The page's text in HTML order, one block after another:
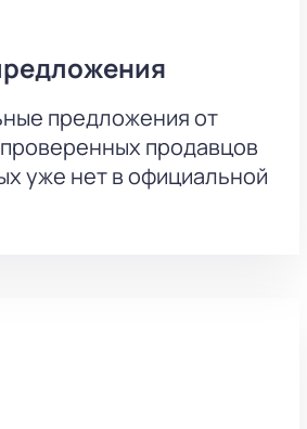
предложения от
продавцов
уже нет в официальной